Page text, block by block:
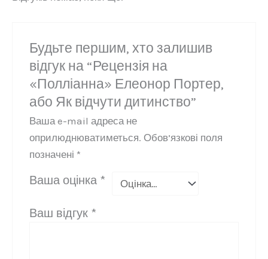
Будьте першим, хто залишив
відгук на “Рецензія на
«Полліанна» Елеонор Портер,
або Як відчути дитинство”
Ваша e-mail адреса не
оприлюднюватиметься. Обов’язкові поля
позначені *
Ваша оцінка *
Ваш відгук *